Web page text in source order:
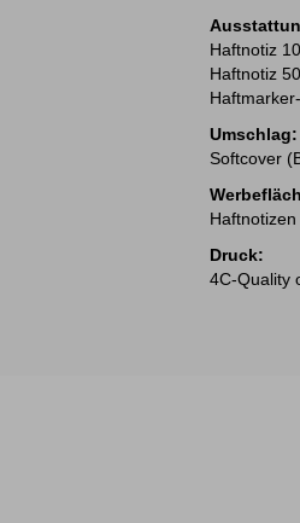
Haftnotiz
Haftnotiz
Umschlag:
Softcover
Druck:
4C-Quality